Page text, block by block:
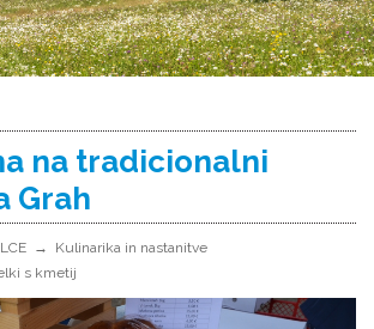
na tradicionalni
Grah
Kulinarika in nastanitve
s kmetij